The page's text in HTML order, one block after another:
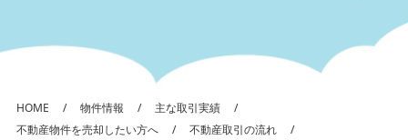
HOME 物件情報
主な取引実績
不動産物件を売却したい方へ
不動産取引の流れ